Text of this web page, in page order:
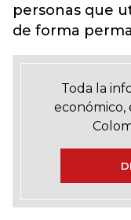
personas que
de forma
Toda la
económico,